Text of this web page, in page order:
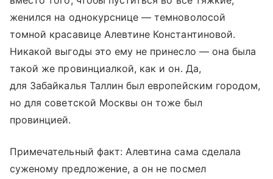
женился на однокурснице — темноволосой
томной красавице Алевтине Константиновой.
Никакой выгоды это ему не принесло — она была
такой же провинциалкой, как и он. Да,
для Забайкалья Таллин был европейским городом,
но для советской Москвы он тоже был
провинцией.
Примечательный факт: Алевтина сама сделала
суженому предложение, а он не посмел